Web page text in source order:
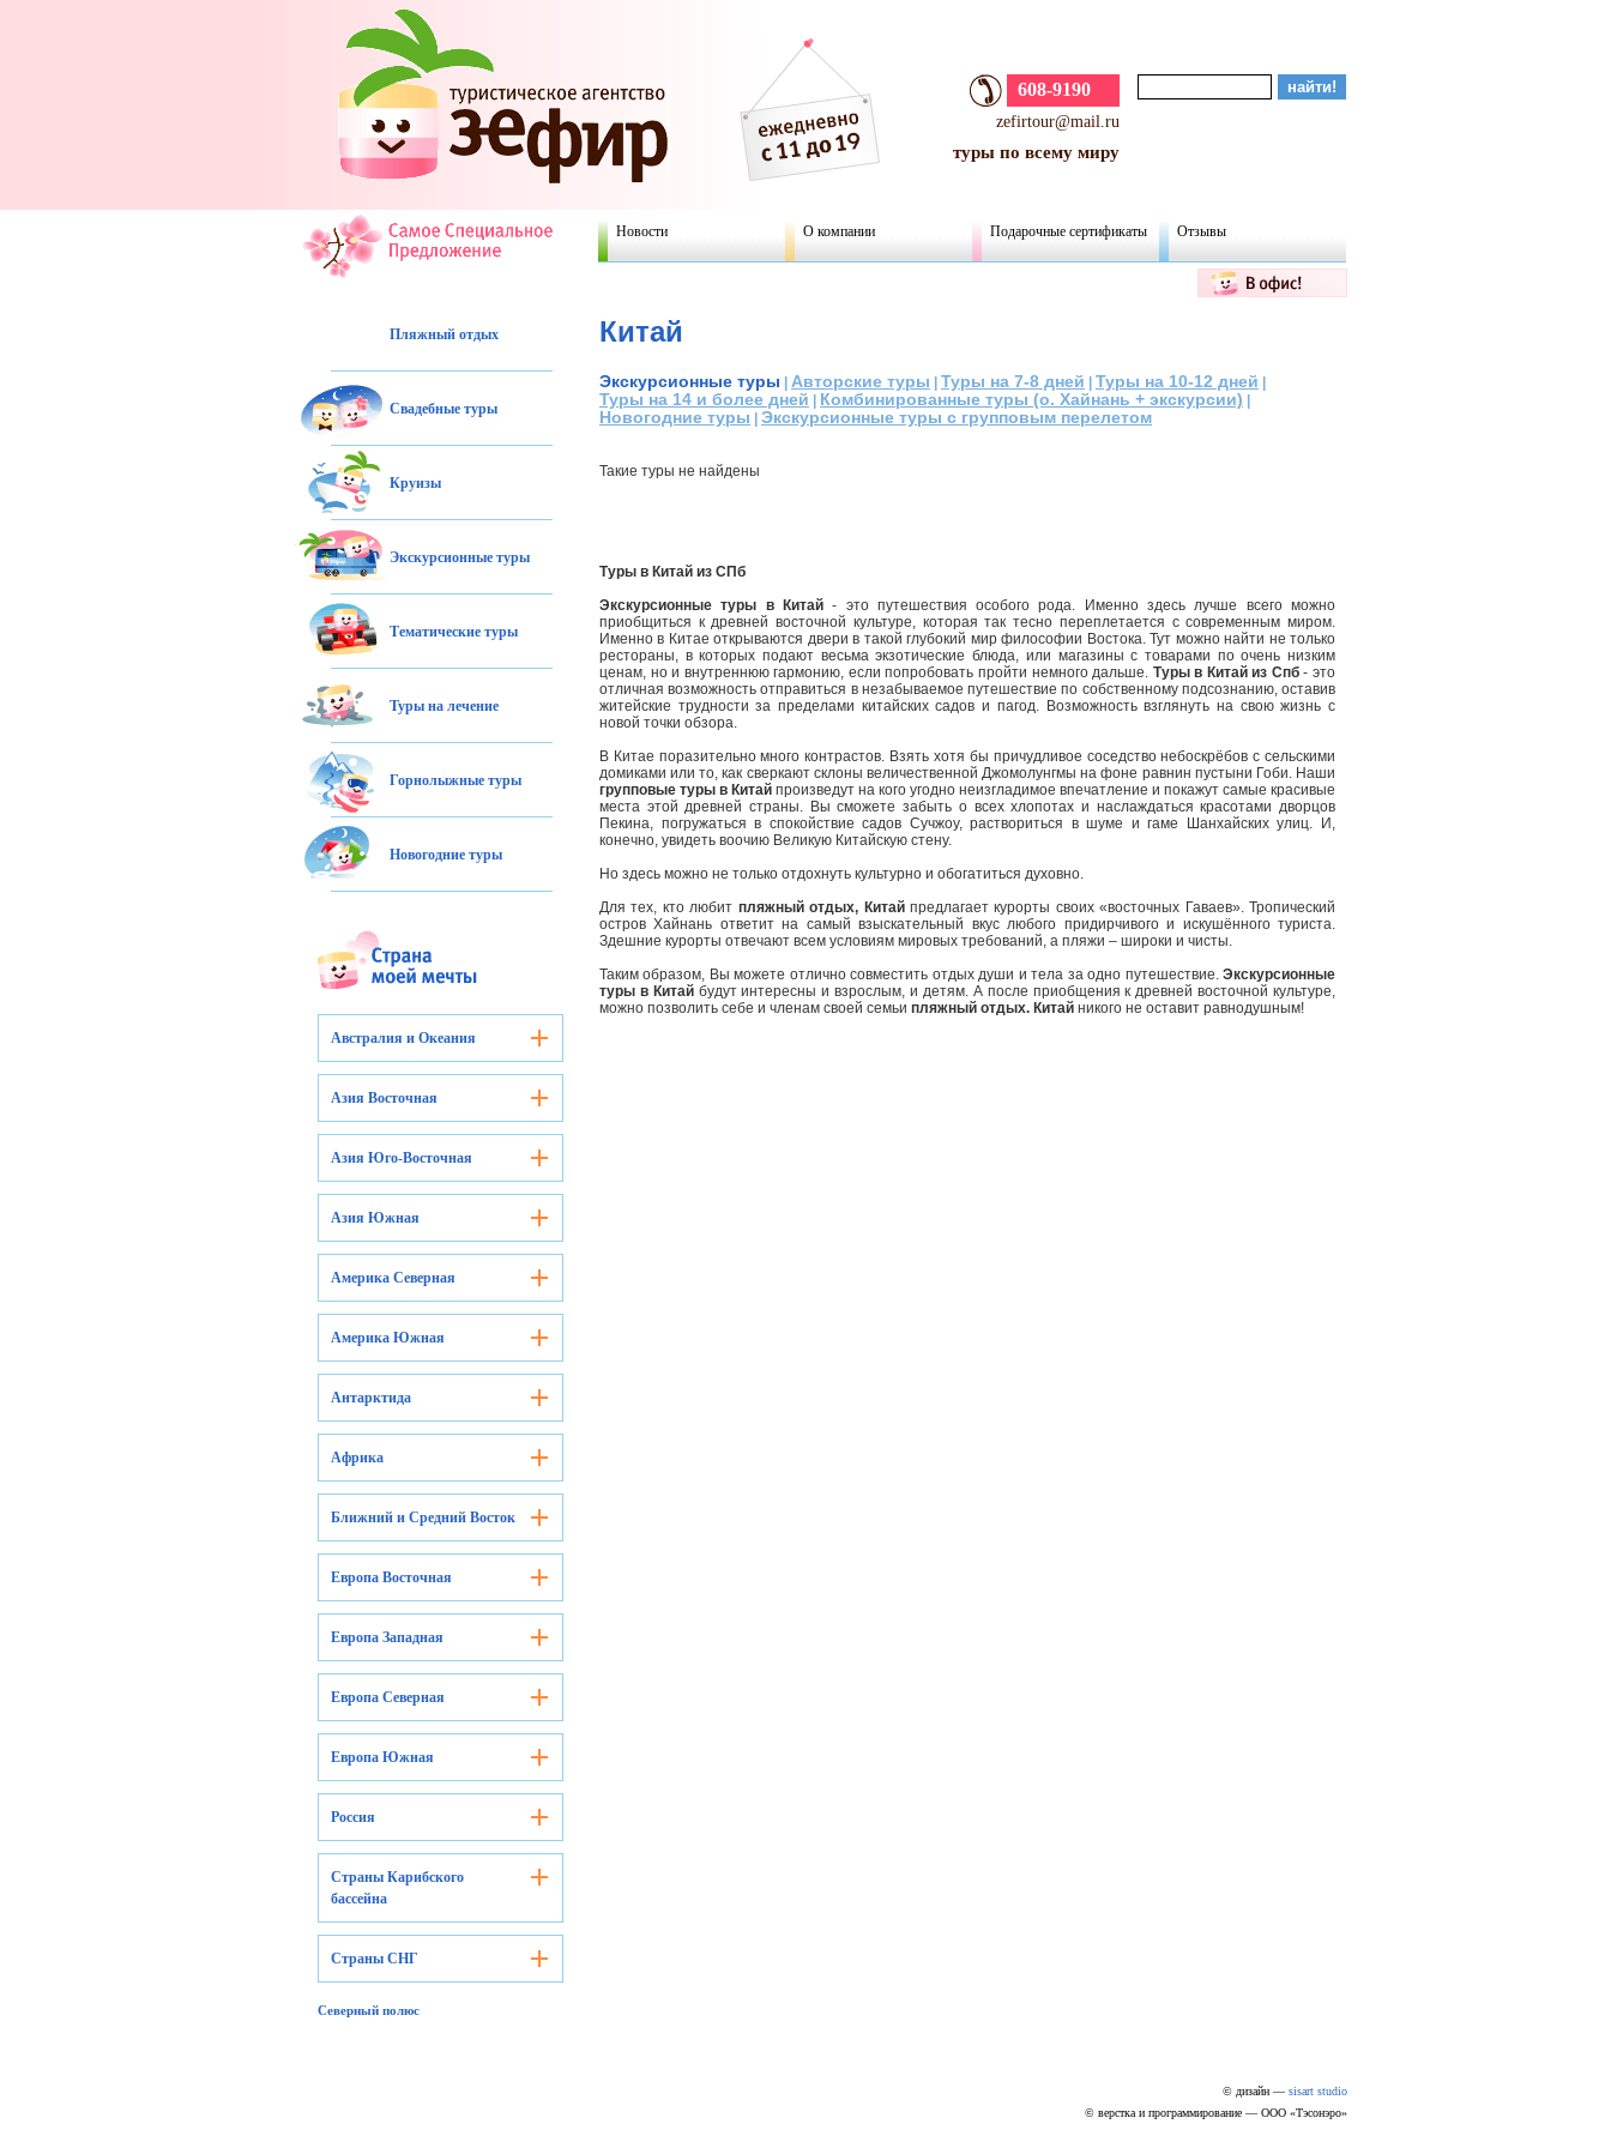
608-9190
zefirtour@mail.ru
туры по всему миру
Новости О компании Подарочные сертификаты Отзывы
Пляжный отдых
Свадебные туры
Круизы
Экскурсионные туры
Тематические туры
Туры на лечение
Горнолыжные туры
Новогодние туры
Австралия и Океания
Азия Восточная
Азия Юго-Восточная
Азия Южная
Америка Северная
Америка Южная
Антарктида
Африка
Ближний и Средний Восток
Европа Восточная
Европа Западная
Европа Северная
Европа Южная
Россия
Страны Карибского
бассейна
Страны СНГ
Северный полюс
Китай
Экскурсионные туры Авторские туры Туры на 7-8 дней Туры на 10-12 дней
Туры на 14 и более дней Комбинированные туры (о. Хайнань + экскурсии)
Новогодние туры Экскурсионные туры с групповым перелетом
Такие туры не найдены
Туры в Китай из СПб
Экскурсионные туры в Китай- это путешествия особого рода. Именно здесь лучше всего можно
приобщиться к древней восточной культуре, которая так тесно переплетается с современным миром.
Именно в Китае открываются двери в такой глубокий мир философии Востока. Тут можно найти не только
рестораны, в которых подают весьма экзотические блюда, или магазины с товарами по очень низким
ценам, но и внутреннюю гармонию, если попробовать пройти немного дальше. Туры в Китай из Спб- это
отличная возможность отправиться в незабываемое путешествие по собственному подсознанию, оставив
житейские трудности за пределами китайских садов и пагод. Возможность взглянуть на свою жизнь с
новой точки обзора.
В Китае поразительно много контрастов. Взять хотя бы причудливое соседство небоскрёбов с сельскими
домиками или то, как сверкают склоны величественной Джомолунгмы на фоне равнин пустыни Гоби. Наши
групповые туры в Китай произведут на кого угодно неизгладимое впечатление и покажут самые красивые
места этой древней страны. Вы сможете забыть о всех хлопотах и наслаждаться красотами дворцов
Пекина, погружаться в спокойствие садов Сучжоу, раствориться в шуме и гаме Шанхайских улиц. И,
конечно, увидеть воочию Великую Китайскую стену.
Но здесь можно не только отдохнуть культурно и обогатиться духовно.
Для тех, кто любит пляжный отдых, Китайпредлагает курорты своих «восточных Гаваев». Тропический
остров Хайнань ответит на самый взыскательный вкус любого придирчивого и искушённого туриста.
Здешние курорты отвечают всем условиям мировых требований, а пляжи – широки и чисты.
Таким образом, Вы можете отлично совместить отдых души и тела за одно путешествие. Экскурсионные
туры в Китайбудут интересны и взрослым, и детям. А после приобщения к древней восточной культуре,
можно позволить себе и членам своей семьи пляжный отдых. Китай никого не оставит равнодушным!
© дизайн — sisart studio
© верстка и программирование — ООО «Тэсонэро»